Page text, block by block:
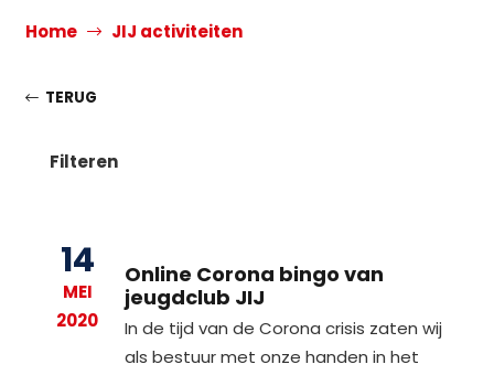
Home JIJ activiteiten
TERUG
Filteren
14
MEI
2020
Online Corona bingo van
jeugdclub JIJ
In de tijd van de Corona crisis zaten wij
als bestuur met onze handen in het